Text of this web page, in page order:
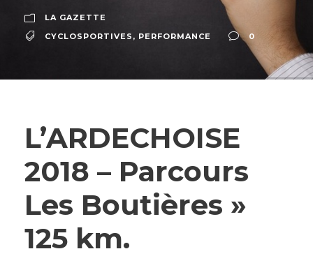
LA GAZETTE
CYCLOSPORTIVES , PERFORMANCE 0
L’ARDECHOISE
2018 – Parcours
Les Boutières »
125 km.